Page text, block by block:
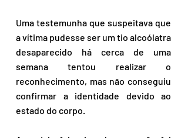
Uma testemunha que suspeitava que
a vítima pudesse ser um tio alcoólatra
desaparecido há cerca de uma
semana tentou realizar o
reconhecimento, mas não conseguiu
confirmar a identidade devido ao
estado do corpo.